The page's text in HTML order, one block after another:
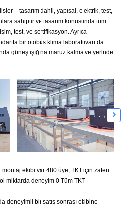
– tasarım dahil, yapısal, elektrik, test,
sahiptir ve tasarım konusunda tüm
test, ve sertifikasyon. Ayrıca
bir otobüs klima laboratuvarı da
güneş ışığına maruz kalma ve yerinde

ekibi var 480 üye, TKT için zaten
miktarda deneyim 0 Tüm TKT
deneyimli bir satış sonrası ekibine